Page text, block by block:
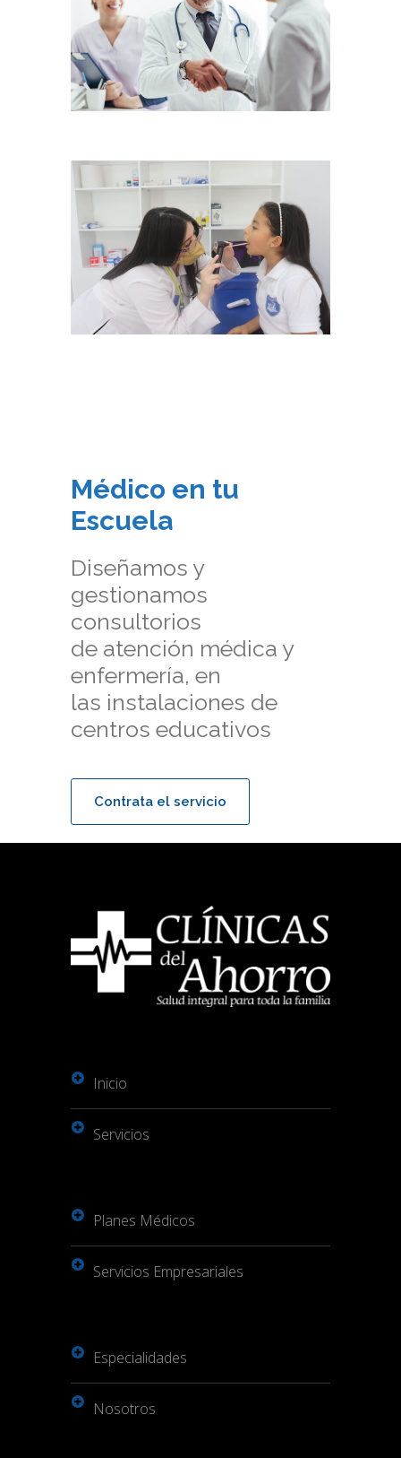
Médico en tu
Escuela
Diseñamos y
gestionamos
consultorios
de atención médica y
enfermería, en
las instalaciones de
centros educativos
Contrata el servicio
Inicio
Servicios
Planes Médicos
Servicios Empresariales
Especialidades
Nosotros